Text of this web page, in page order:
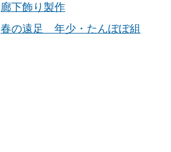
廊下飾り製作
春の遠足 年少・たんぽぽ組